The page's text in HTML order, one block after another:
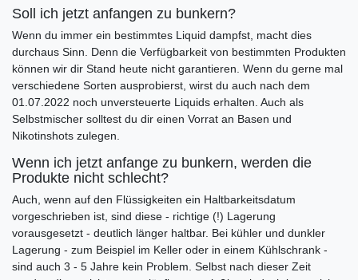
Soll ich jetzt anfangen zu bunkern?
Wenn du immer ein bestimmtes Liquid dampfst, macht dies
durchaus Sinn. Denn die Verfügbarkeit von bestimmten Produkten
können wir dir Stand heute nicht garantieren. Wenn du gerne mal
verschiedene Sorten ausprobierst, wirst du auch nach dem
01.07.2022 noch unversteuerte Liquids erhalten. Auch als
Selbstmischer solltest du dir einen Vorrat an Basen und
Nikotinshots zulegen.
Wenn ich jetzt anfange zu bunkern, werden die
Produkte nicht schlecht?
Auch, wenn auf den Flüssigkeiten ein Haltbarkeitsdatum
vorgeschrieben ist, sind diese - richtige (!) Lagerung
vorausgesetzt - deutlich länger haltbar. Bei kühler und dunkler
Lagerung - zum Beispiel im Keller oder in einem Kühlschrank -
sind auch 3 - 5 Jahre kein Problem. Selbst nach dieser Zeit